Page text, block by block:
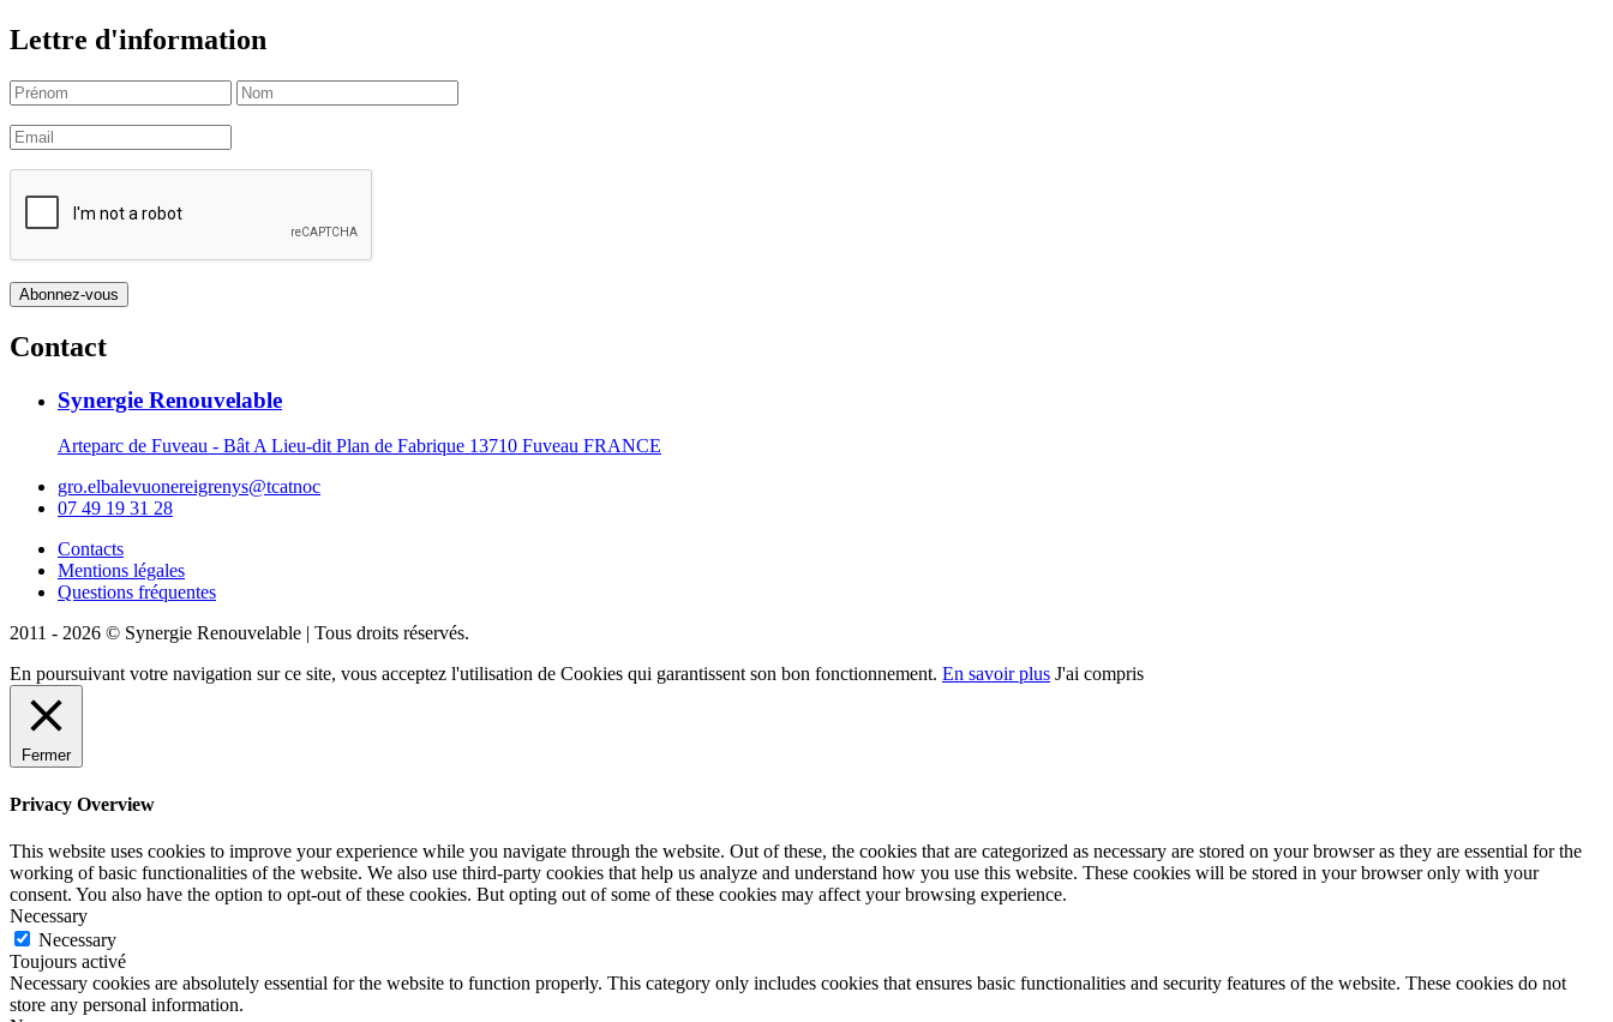
Lettre d'information
Contact
Synergie Renouvelable
Arteparc de Fuveau - Bât A Lieu-dit Plan de Fabrique 13710 Fuveau FRANCE
gro.elbalevuonereigrenys@tcatnoc
07 49 19 31 28
Contacts
Mentions légales
Questions fréquentes
2011 - 2026 © Synergie Renouvelable | Tous droits réservés.
En poursuivant votre navigation sur ce site, vous acceptez l'utilisation de Cookies qui garantissent son bon fonctionnement. En savoir plus J'ai compris
Fermer
Privacy Overview
This website uses cookies to improve your experience while you navigate through the website. Out of these, the cookies that are categorized as necessary are stored on your browser as they are essential for the
working of basic functionalities of the website. We also use third-party cookies that help us analyze and understand how you use this website. These cookies will be stored in your browser only with your
consent. You also have the option to opt-out of these cookies. But opting out of some of these cookies may affect your browsing experience.
Necessary
Necessary
Toujours activé
Necessary cookies are absolutely essential for the website to function properly. This category only includes cookies that ensures basic functionalities and security features of the website. These cookies do not
store any personal information.